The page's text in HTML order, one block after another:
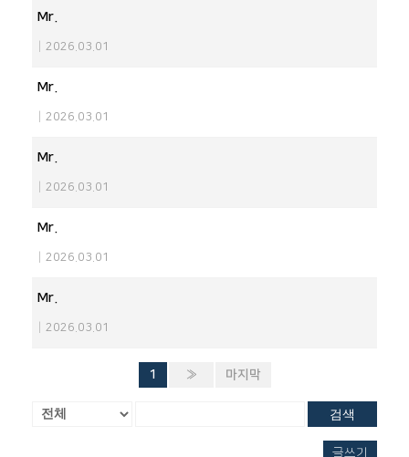
Mr.
2026.03.01
Mr.
2026.03.01
Mr.
2026.03.01
Mr.
2026.03.01
Mr.
2026.03.01
1 » 마지막
검색
글쓰기